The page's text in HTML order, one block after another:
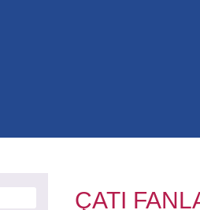
ÇATI